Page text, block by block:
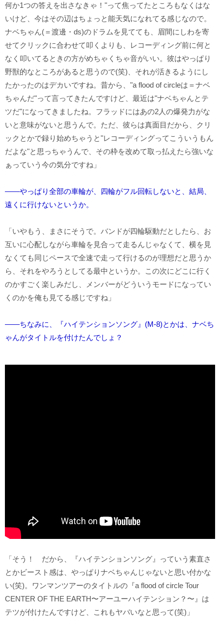
何か1つの答えを出さなきゃ！"って焦ってたところもなくはな
いけど、今はその辺はちょっと能天気になれてる感じなので。
ナベちゃん(＝渡邊・ds)のドラムを見てても、眉間にしわを寄
せてクリックに合わせて叩くよりも、レコーディング前に何と
なく叩いてるときの方がめちゃくちゃ音がいい。彼はやっぱり
野獣的なところがあると思うので(笑)、それが活きるようにし
たかったのはデカいですね。昔から、"a flood of circleは＝ナベ
ちゃんだ"って言ってきたんですけど、最近は"ナベちゃんとテ
ツだ"になってきましたね。フラッドにはあの2人の爆発力がな
いと意味がないと思うんで。ただ、彼らは真面目だから、クリ
ックとかで録り始めちゃうと"レコーディングってこういうもん
だよな"と思っちゃうんで、その枠を改めて取っ払えたら強いな
ぁっていう今の気分ですね」
――やっぱり全部の車輪が、四輪がフル回転しないと、結局、
遠くに行けないというか。
「いやもう、まさにそうで。バンドが四輪駆動だとしたら、お
互いに心配しながら車輪を見合って走るんじゃなくて、横を見
なくても同じペースで全速で走って行けるのが理想だと思うか
ら、それをやろうとしてる最中というか。この次にどこに行く
のかすごく楽しみだし、メンバーがどういうモードになってい
くのかを俺も見てる感じですね」
――ちなみに、『ハイテンションソング』(M-8)とかは、ナベち
ゃんがタイトルを付けたんでしょ？
「そう！ だから、『ハイテンションソング』っていう素直さ
とかビースト感は、やっぱりナベちゃんじゃないと思い付かな
い(笑)。ワンマンツアーのタイトルの『a flood of circle Tour
CENTER OF THE EARTH〜アーユーハイテンション？〜』は
テツが付けたんですけど、これもヤバいなと思って(笑)」